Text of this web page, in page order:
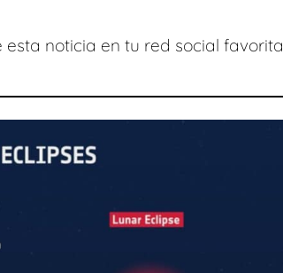
esta noticia en tu red social favorita